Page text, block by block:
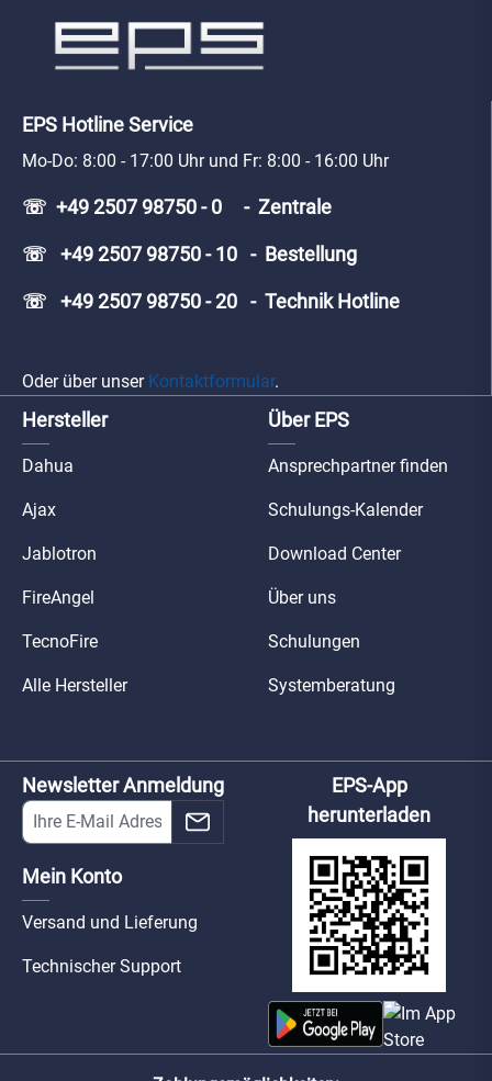
EPS Hotline Service
Mo-Do: 8:00 - 17:00 Uhr und Fr: 8:00 - 16:00 Uhr
☏ +49 2507 98750 - 0 - Zentrale
☏ +49 2507 98750 - 10 - Bestellung
☏ +49 2507 98750 - 20 - Technik Hotline
Oder über unser Kontaktformular.
Hersteller
Dahua
Ajax
Jablotron
FireAngel
TecnoFire
Alle Hersteller
Über EPS
Ansprechpartner finden
Schulungs-Kalender
Download Center
Über uns
Schulungen
Systemberatung
Newsletter Anmeldung
Mein Konto
Versand und Lieferung
Technischer Support
EPS-App
herunterladen